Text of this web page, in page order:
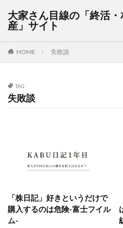
大家さん目線の「終活
産」サイト
HOME 失敗談
TAG
失敗談
「株日記」好きというだけで
購入するのは危険-富士フイル
ム-